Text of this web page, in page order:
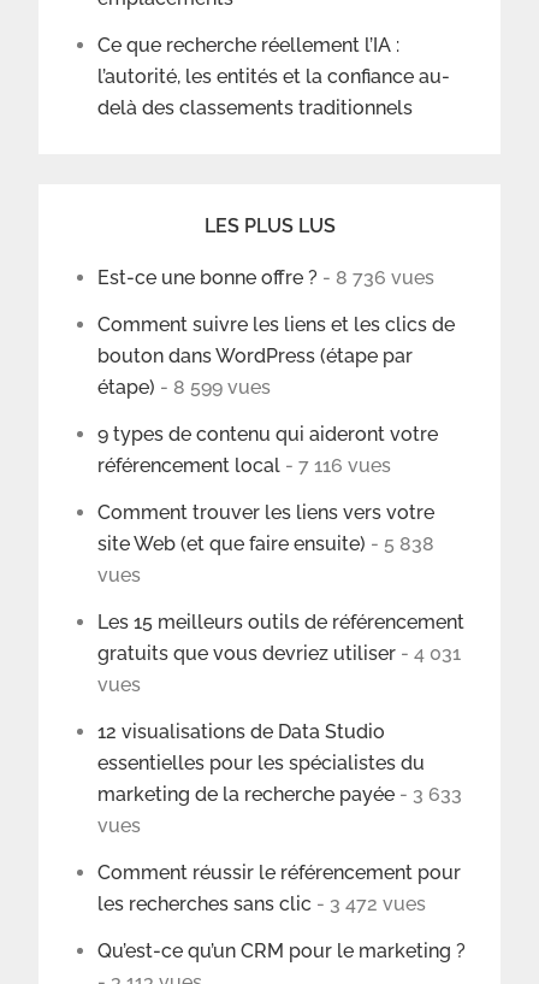
Ce que recherche réellement l’IA :
l’autorité, les entités et la confiance au-
delà des classements traditionnels
LES PLUS LUS
Est-ce une bonne offre ? - 8 736 vues
Comment suivre les liens et les clics de
bouton dans WordPress (étape par
étape) - 8 599 vues
9 types de contenu qui aideront votre
référencement local - 7 116 vues
Comment trouver les liens vers votre
site Web (et que faire ensuite) - 5 838
vues
Les 15 meilleurs outils de référencement
gratuits que vous devriez utiliser - 4 031
vues
12 visualisations de Data Studio
essentielles pour les spécialistes du
marketing de la recherche payée - 3 633
vues
Comment réussir le référencement pour
les recherches sans clic - 3 472 vues
Qu’est-ce qu’un CRM pour le marketing ?